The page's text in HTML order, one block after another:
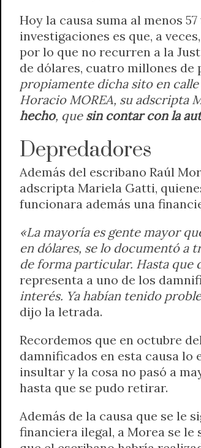
Hoy la causa suma al menos
investigaciones es que, a
por lo que no recurren a la
de dólares, cuatro millones de
propiamente dicha sito en
Horacio MOREA, su adscripta
hecho, que sin contar con la
Depredadores
Además del escribano Raúl
adscripta Mariela Gatti,
funcionara además una
«La mayoría es gente mayor
en dólares, se lo documentó a
de forma particular. Hasta que
representa a uno de los
interés. Ya habían tenido
dijo la letrada.
Recordemos que en octubre
damnificados en esta causa lo
insultar y la cosa no pasó a
hasta que se pudo retirar.
Además de la causa que se
financiera ilegal, a Morea se